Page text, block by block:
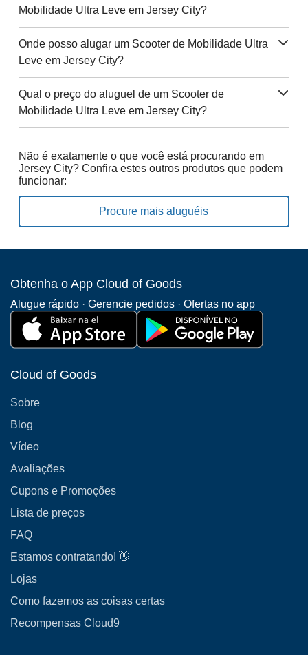
Mobilidade Ultra Leve em Jersey City?
Onde posso alugar um Scooter de Mobilidade Ultra
Leve em Jersey City?
Qual o preço do aluguel de um Scooter de
Mobilidade Ultra Leve em Jersey City?
Não é exatamente o que você está procurando em
Jersey City? Confira estes outros produtos que podem
funcionar:
Procure mais aluguéis
Obtenha o App Cloud of Goods
Alugue rápido · Gerencie pedidos · Ofertas no app
Cloud of Goods
Sobre
Blog
Vídeo
Avaliações
Cupons e Promoções
Lista de preços
FAQ
Estamos contratando! 👋
Lojas
Como fazemos as coisas certas
Recompensas Cloud9